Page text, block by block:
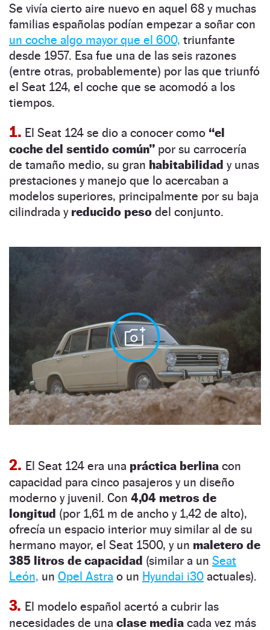
Se vivía cierto aire nuevo en aquel 68 y muchas
familias españolas podían empezar a soñar con
un coche algo mayor que el 600, triunfante
desde 1957. Esa fue una de las seis razones
(entre otras, probablemente) por las que triunfó
el Seat 124, el coche que se acomodó a los
tiempos.
1. El Seat 124 se dio a conocer como “el
coche del sentido común” por su carrocería
de tamaño medio, su gran habitabilidad y unas
prestaciones y manejo que lo acercaban a
modelos superiores, principalmente por su baja
cilindrada y reducido peso del conjunto.
2. El Seat 124 era una práctica berlina con
capacidad para cinco pasajeros y un diseño
moderno y juvenil. Con 4,04 metros de
longitud (por 1,61 m de ancho y 1,42 de alto),
ofrecía un espacio interior muy similar al de su
hermano mayor, el Seat 1500, y un maletero de
385 litros de capacidad (similar a un Seat
León, un Opel Astra o un Hyundai i30 actuales).
3. El modelo español acertó a cubrir las
necesidades de una clase media cada vez más